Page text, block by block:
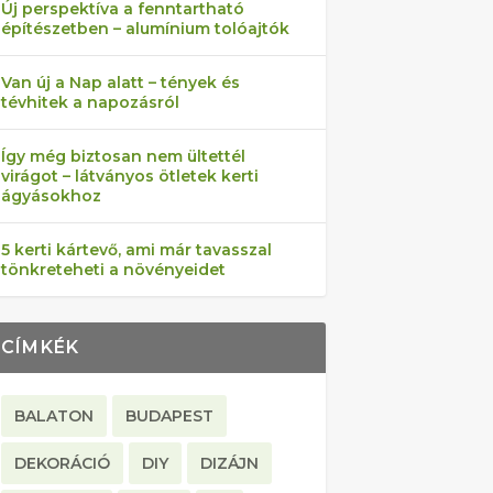
Új perspektíva a fenntartható
építészetben – alumínium tolóajtók
Van új a Nap alatt – tények és
tévhitek a napozásról
Így még biztosan nem ültettél
virágot – látványos ötletek kerti
ágyásokhoz
5 kerti kártevő, ami már tavasszal
tönkreteheti a növényeidet
CÍMKÉK
BALATON BUDAPEST
DEKORÁCIÓ DIY DIZÁJN